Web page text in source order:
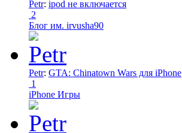
Petr: ipod не включается
2
Блог им. irvusha90
Petr: GTA: Chinatown Wars для iPhone
1
iPhone Игры